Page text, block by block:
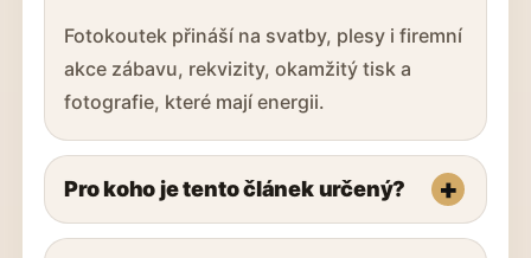
Fotokoutek přináší na svatby, plesy i firemní
akce zábavu, rekvizity, okamžitý tisk a
fotografie, které mají energii.
Pro koho je tento článek určený?